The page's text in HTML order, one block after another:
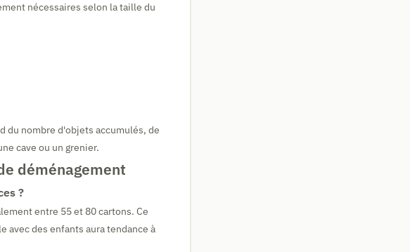
nécessaires selon la taille du
du nombre d'objets accumulés, de
cave ou un grenier.
déménagement
?
entre 55 et 80 cartons. Ce
avec des enfants aura tendance à